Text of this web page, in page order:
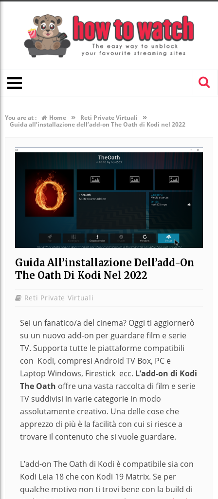
You are at : Home » Reti Private Virtuali »
Guida all’installazione dell’add-on The Oath di Kodi nel 2022
Guida All’installazione Dell’add-On
The Oath Di Kodi Nel 2022
Reti Private Virtuali
Sei un fanatico/a del cinema? Oggi ti aggiornerò
su un nuovo add-on per guardare film e serie
TV. Supporta tutte le piattaforme compatibili
con Kodi, compresi Android TV Box, PC e
Laptop Windows, Firestick ecc. L’add-on di Kodi
The Oath offre una vasta raccolta di film e serie
TV suddivisi in varie categorie in modo
assolutamente creativo. Una delle cose che
apprezzo di più è la facilità con cui si riesce a
trovare il contenuto che si vuole guardare.
L’add-on The Oath di Kodi è compatibile sia con
Kodi Leia 18 che con Kodi 19 Matrix. Se per
qualche motivo non ti trovi bene con la build di